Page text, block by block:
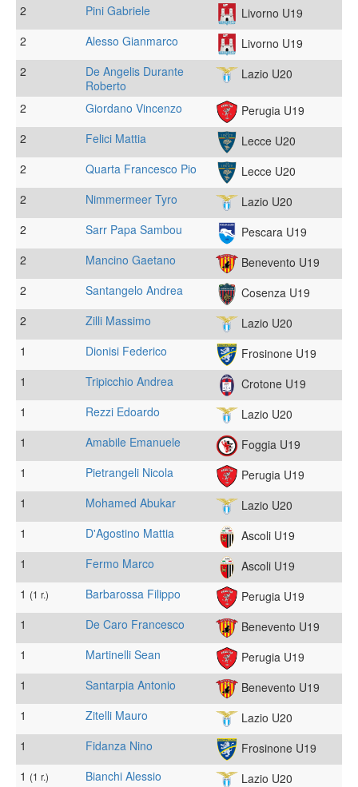
2 Pini Gabriele
Livorno U19
2
Alesso Gianmarco
Livorno U19
2
De Angelis Durante
Roberto
Lazio U20
2 Giordano Vincenzo
Perugia U19
2
Felici Mattia
Lecce U20
2
Quarta Francesco Pio
Lecce U20
2
Nimmermeer Tyro
Lazio U20
2
Sarr Papa Sambou
Pescara U19
2
Mancino Gaetano
Benevento U19
2
Santangelo Andrea
Cosenza U19
2
Zilli Massimo
Lazio U20
1
Dionisi Federico
Frosinone U19
1
Tripicchio Andrea
Crotone U19
1
Rezzi Edoardo
Lazio U20
1
Amabile Emanuele
Foggia U19
1
Pietrangeli Nicola
Perugia U19
1
Mohamed Abukar
Lazio U20
1
D'Agostino Mattia
Ascoli U19
1
Fermo Marco
Ascoli U19
1 (1 r.) Barbarossa Filippo
Perugia U19
1
De Caro Francesco
Benevento U19
1
Martinelli Sean
Perugia U19
1
Santarpia Antonio
Benevento U19
1
Zitelli Mauro
Lazio U20
1
Fidanza Nino
Frosinone U19
1 (1 r.) Bianchi Alessio
Lazio U20